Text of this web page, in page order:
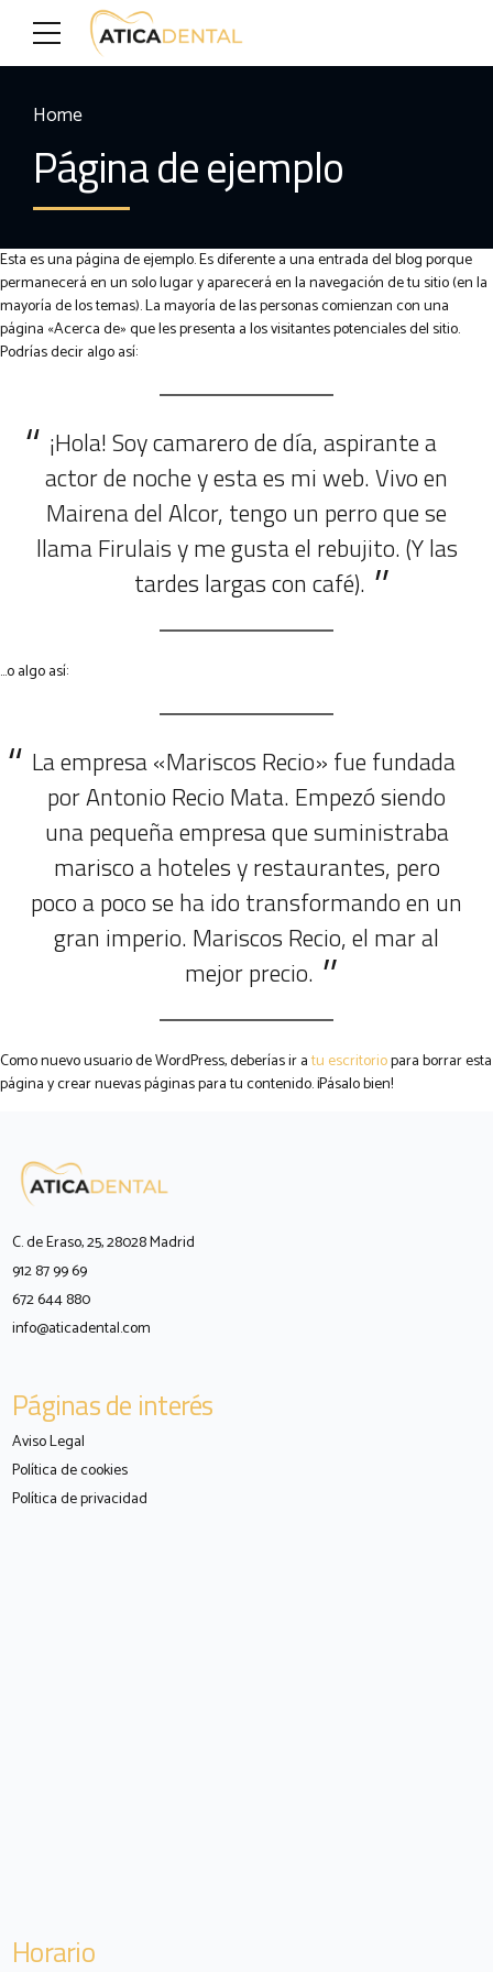
Home
Página de ejemplo
Esta es una página de ejemplo. Es diferente a una entrada del blog porque
permanecerá en un solo lugar y aparecerá en la navegación de tu sitio (en la
mayoría de los temas). La mayoría de las personas comienzan con una
página «Acerca de» que les presenta a los visitantes potenciales del sitio.
Podrías decir algo así:
¡Hola! Soy camarero de día, aspirante a
actor de noche y esta es mi web. Vivo en
Mairena del Alcor, tengo un perro que se
llama Firulais y me gusta el rebujito. (Y las
tardes largas con café).
…o algo así:
La empresa «Mariscos Recio» fue fundada
por Antonio Recio Mata. Empezó siendo
una pequeña empresa que suministraba
marisco a hoteles y restaurantes, pero
poco a poco se ha ido transformando en un
gran imperio. Mariscos Recio, el mar al
mejor precio.
Como nuevo usuario de WordPress, deberías ir atu escritoriopara borrar esta
página y crear nuevas páginas para tu contenido. ¡Pásalo bien!
C. de Eraso, 25, 28028 Madrid
912 87 99 69
672 644 880
info@aticadental.com
Páginas de interés
Aviso Legal
Política de cookies
Política de privacidad
Horario